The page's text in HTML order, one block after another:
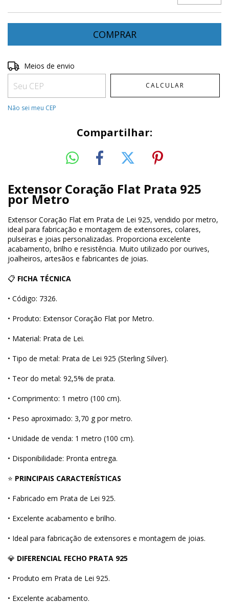
Entregas para o CEP:
Meios de envio
CALCULAR
Não sei meu CEP
Compartilhar:
Extensor Coração Flat Prata 925
por Metro
Extensor Coração Flat em Prata de Lei 925, vendido por metro,
ideal para fabricação e montagem de extensores, colares,
pulseiras e joias personalizadas. Proporciona excelente
acabamento, brilho e resistência. Muito utilizado por ourives,
joalheiros, artesãos e fabricantes de joias.
📋 FICHA TÉCNICA
• Código: 7326.
• Produto: Extensor Coração Flat por Metro.
• Material: Prata de Lei.
• Tipo de metal: Prata de Lei 925 (Sterling Silver).
• Teor do metal: 92,5% de prata.
• Comprimento: 1 metro (100 cm).
• Peso aproximado: 3,70 g por metro.
• Unidade de venda: 1 metro (100 cm).
• Disponibilidade: Pronta entrega.
⭐ PRINCIPAIS CARACTERÍSTICAS
• Fabricado em Prata de Lei 925.
• Excelente acabamento e brilho.
• Ideal para fabricação de extensores e montagem de joias.
💎 DIFERENCIAL FECHO PRATA 925
• Produto em Prata de Lei 925.
• Excelente acabamento.